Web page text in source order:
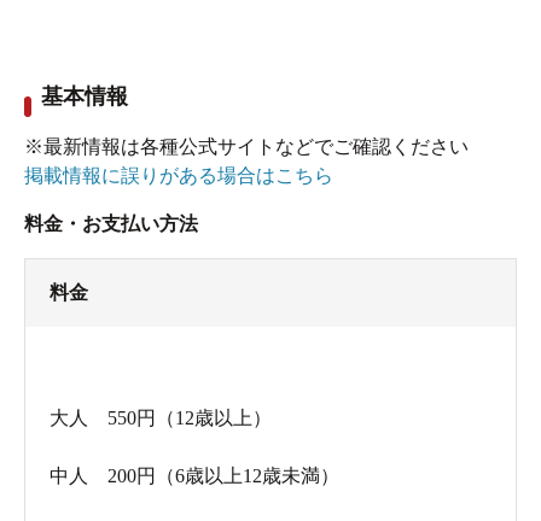
すか、それがあります。
これが楽しくて、火照った体を冷ますのに丁度
良いかなと思っていたら、２２時３５分頃からお
消されてしまいました。
れ、湯殿には誰もいなくなりました。焦って出る
と、今度は脱衣所からもお客さんがいなくなって
基本情報
※最新情報は各種公式サイトなどでご確認ください
掲載情報に誤りがある場合はこちら
料金・お支払い方法
料金
大人 550円（12歳以上）
中人 200円（6歳以上12歳未満）